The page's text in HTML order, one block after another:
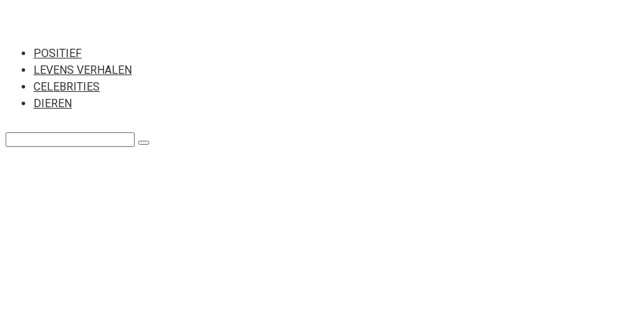
контенту
POSITIEF
LEVENS VERHALEN
CELEBRITIES
DIEREN
Поиск: